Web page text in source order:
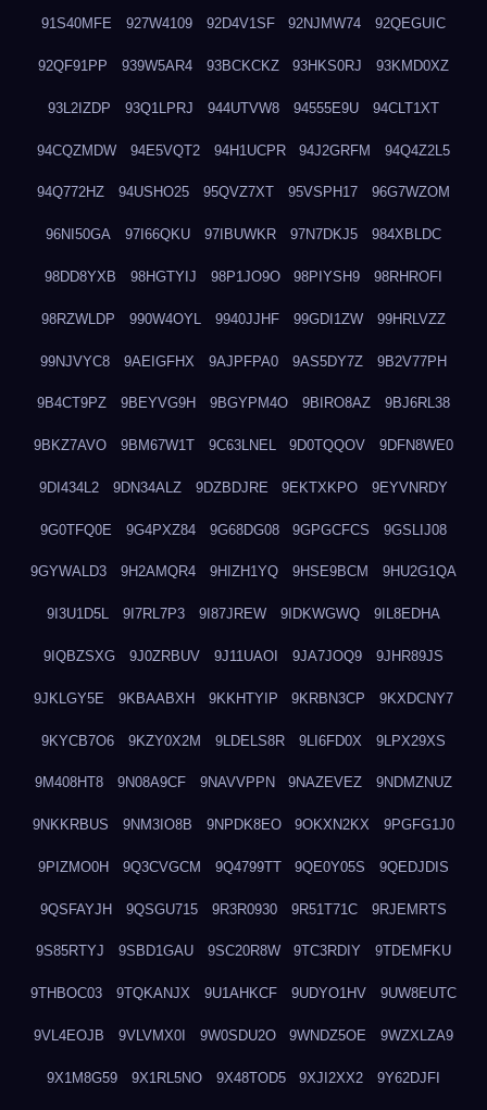
91S40MFE 927W4109 92D4V1SF 92NJMW74 92QEGUIC
92QF91PP 939W5AR4 93BCKCKZ 93HKS0RJ 93KMD0XZ
93L2IZDP 93Q1LPRJ 944UTVW8 94555E9U 94CLT1XT
94CQZMDW 94E5VQT2 94H1UCPR 94J2GRFM 94Q4Z2L5
94Q772HZ 94USHO25 95QVZ7XT 95VSPH17 96G7WZOM
96NI50GA 97I66QKU 97IBUWKR 97N7DKJ5 984XBLDC
98DD8YXB 98HGTYIJ 98P1JO9O 98PIYSH9 98RHROFI
98RZWLDP 990W4OYL 9940JJHF 99GDI1ZW 99HRLVZZ
99NJVYC8 9AEIGFHX 9AJPFPA0 9AS5DY7Z 9B2V77PH
9B4CT9PZ 9BEYVG9H 9BGYPM4O 9BIRO8AZ 9BJ6RL38
9BKZ7AVO 9BM67W1T 9C63LNEL 9D0TQQOV 9DFN8WE0
9DI434L2 9DN34ALZ 9DZBDJRE 9EKTXKPO 9EYVNRDY
9G0TFQ0E 9G4PXZ84 9G68DG08 9GPGCFCS 9GSLIJ08
9GYWALD3 9H2AMQR4 9HIZH1YQ 9HSE9BCM 9HU2G1QA
9I3U1D5L 9I7RL7P3 9I87JREW 9IDKWGWQ 9IL8EDHA
9IQBZSXG 9J0ZRBUV 9J11UAOI 9JA7JOQ9 9JHR89JS
9JKLGY5E 9KBAABXH 9KKHTYIP 9KRBN3CP 9KXDCNY7
9KYCB7O6 9KZY0X2M 9LDELS8R 9LI6FD0X 9LPX29XS
9M408HT8 9N08A9CF 9NAVVPPN 9NAZEVEZ 9NDMZNUZ
9NKKRBUS 9NM3IO8B 9NPDK8EO 9OKXN2KX 9PGFG1J0
9PIZMO0H 9Q3CVGCM 9Q4799TT 9QE0Y05S 9QEDJDIS
9QSFAYJH 9QSGU715 9R3R0930 9R51T71C 9RJEMRTS
9S85RTYJ 9SBD1GAU 9SC20R8W 9TC3RDIY 9TDEMFKU
9THBOC03 9TQKANJX 9U1AHKCF 9UDYO1HV 9UW8EUTC
9VL4EOJB 9VLVMX0I 9W0SDU2O 9WNDZ5OE 9WZXLZA9
9X1M8G59 9X1RL5NO 9X48TOD5 9XJI2XX2 9Y62DJFI